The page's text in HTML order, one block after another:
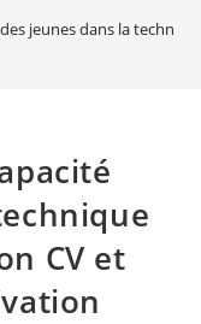
des jeunes dans la
CV et